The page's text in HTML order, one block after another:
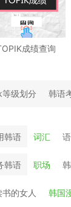
成绩查询
级划分 韩语
韩语 词汇
韩语 职场
书的女人 韩国